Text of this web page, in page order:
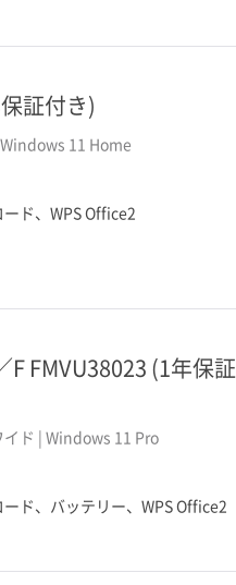
証付き)
11 Home
ド、WPS Office2
F FMVU38023 (1年保証
ド | Windows 11 Pro
ド、バッテリー、WPS Office2